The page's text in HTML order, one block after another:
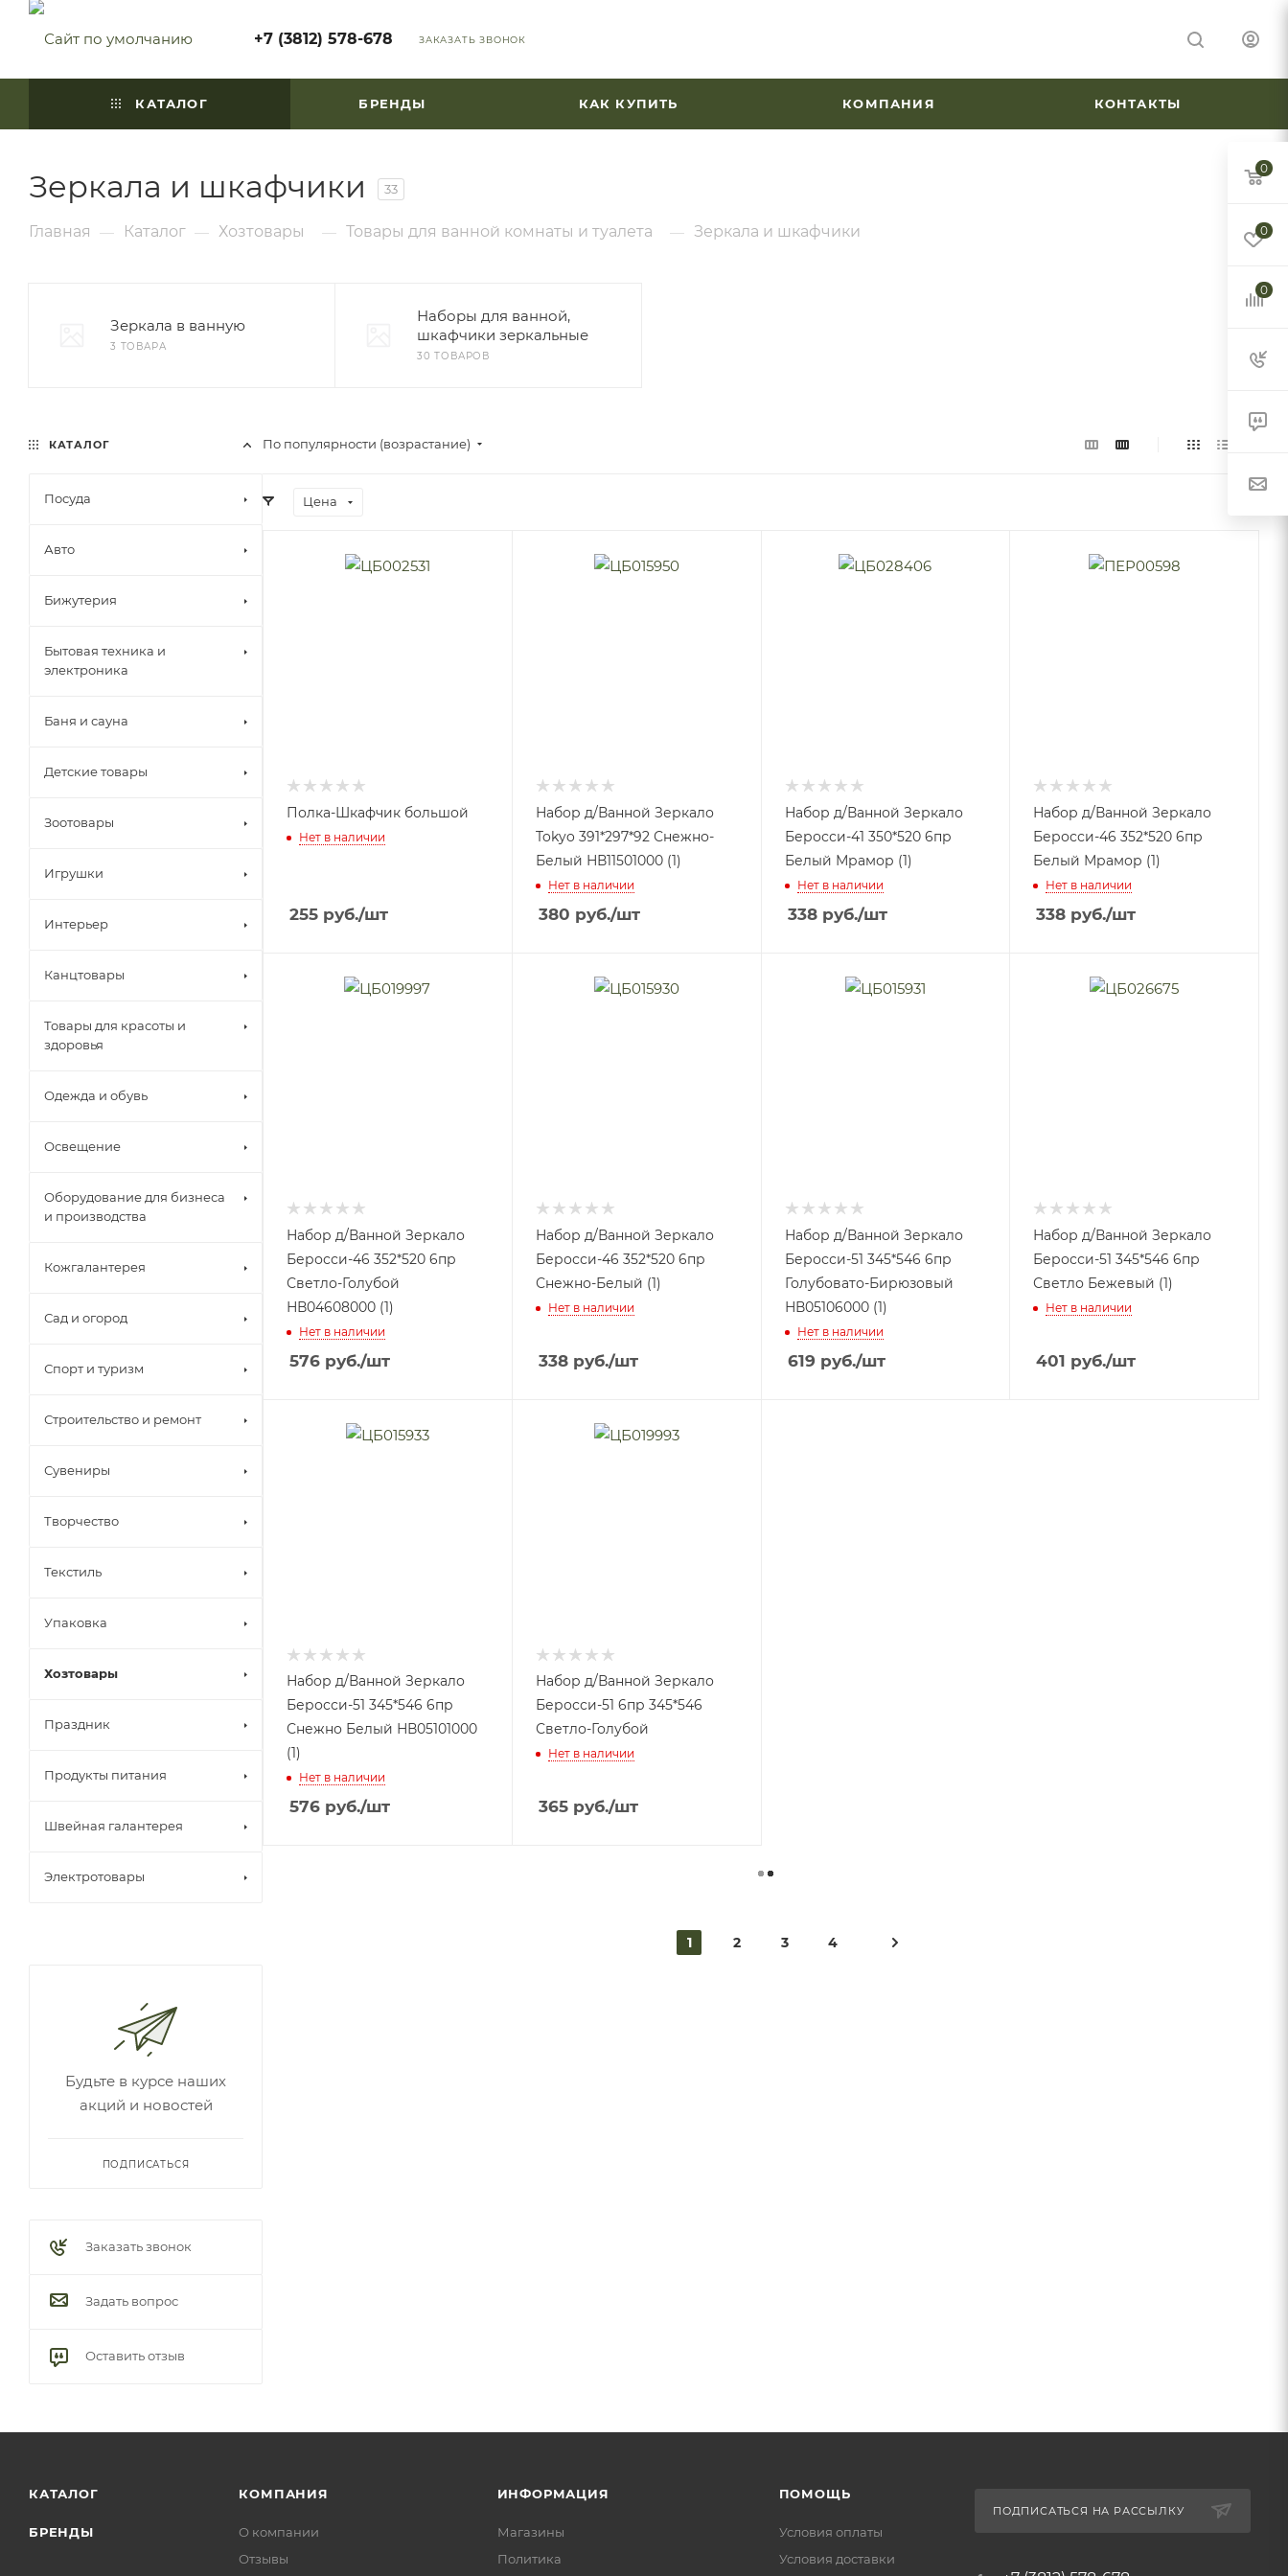
+7 (3812) 578-678 ЗАКАЗАТЬ ЗВОНОК
КАТАЛОГ БРЕНДЫ КАК КУПИТЬ КОМПАНИЯ КОНТАКТЫ
Зеркала и шкафчики 33
Главная — Каталог — Хозтовары — Товары для ванной комнаты и туалета — Зеркала и шкафчики
Зеркала в ванную
3 ТОВАРА
Наборы для ванной,
шкафчики зеркальные
30 ТОВАРОВ
По популярности (возрастание)
Цена
Полка-Шкафчик большой
Нет в наличии
255 руб./шт
Набор д/Ванной Зеркало
Tokyo 391*297*92 Снежно-
Белый НВ11501000 (1)
Нет в наличии
380 руб./шт
Набор д/Ванной Зеркало
Беросси-41 350*520 6пр
Белый Мрамор (1)
Нет в наличии
338руб./шт
Набор д/Ванной Зеркало
Беросси-46 352*520 6пр
Белый Мрамор (1)
Нет в наличии
338 руб./шт
Набор д/Ванной Зеркало
Беросси-46 352*520 6пр
Светло-Голубой
НВ04608000 (1)
Нет в наличии
576 руб./шт
Набор д/Ванной Зеркало
Беросси-46 352*520 6пр
Снежно-Белый (1)
Нет в наличии
338руб./шт
Набор д/Ванной Зеркало
Беросси-51 345*546 6пр
Голубовато-Бирюзовый
НВ05106000 (1)
Нет в наличии
619 руб./шт
Набор д/Ванной Зеркало
Беросси-51 345*546 6пр
Светло Бежевый (1)
Нет в наличии
401 руб./шт
Набор д/Ванной Зеркало
Беросси-51 345*546 6пр
Снежно Белый НВ05101000
(1)
Нет в наличии
576 руб./шт
Набор д/Ванной Зеркало
Беросси-51 6пр 345*546
Светло-Голубой
Нет в наличии
365руб./шт
1 2 3 4
КАТАЛОГ
Посуда
Авто
Бижутерия
Бытовая техника и
электроника
Баня и сауна
Детские товары
Зоотовары
Игрушки
Интерьер
Канцтовары
Товары для красоты и
здоровья
Одежда и обувь
Освещение
Оборудование для бизнеса
и производства
Кожгалантерея
Сад и огород
Спорт и туризм
Строительство и ремонт
Сувениры
Творчество
Текстиль
Упаковка
Хозтовары
Праздник
Продукты питания
Швейная галантерея
Электротовары
Будьте в курсе наших
акций и новостей
ПОДПИСАТЬСЯ
Заказать звонок
Задать вопрос
Оставить отзыв
КАТАЛОГ
БРЕНДЫ
КОМПАНИЯ
О компании
Отзывы
ИНФОРМАЦИЯ
Магазины
Политика
ПОМОЩЬ
Условия оплаты
Условия доставки
ПОДПИСАТЬСЯ НА РАССЫЛКУ
0
0
0